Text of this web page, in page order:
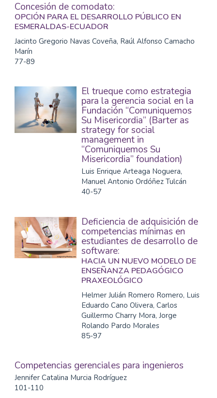
Concesión de comodato:
OPCIÓN PARA EL DESARROLLO PÚBLICO EN
ESMERALDAS-ECUADOR
Jacinto Gregorio Navas Coveña, Raúl Alfonso Camacho
Marín
77-89
El trueque como estrategia
para la gerencia social en la
Fundación “Comuniquemos
Su Misericordia” (Barter as
strategy for social
management in
“Comuniquemos Su
Misericordia” foundation)
Luis Enrique Arteaga Noguera,
Manuel Antonio Ordóñez Tulcán
40-57
Deficiencia de adquisición de
competencias mínimas en
estudiantes de desarrollo de
software:
HACIA UN NUEVO MODELO DE
ENSEÑANZA PEDAGÓGICO
PRAXEOLÓGICO
Helmer Julián Romero Romero, Luis
Eduardo Cano Olivera, Carlos
Guillermo Charry Mora, Jorge
Rolando Pardo Morales
85-97
Competencias gerenciales para ingenieros
Jennifer Catalina Murcia Rodríguez
101-110